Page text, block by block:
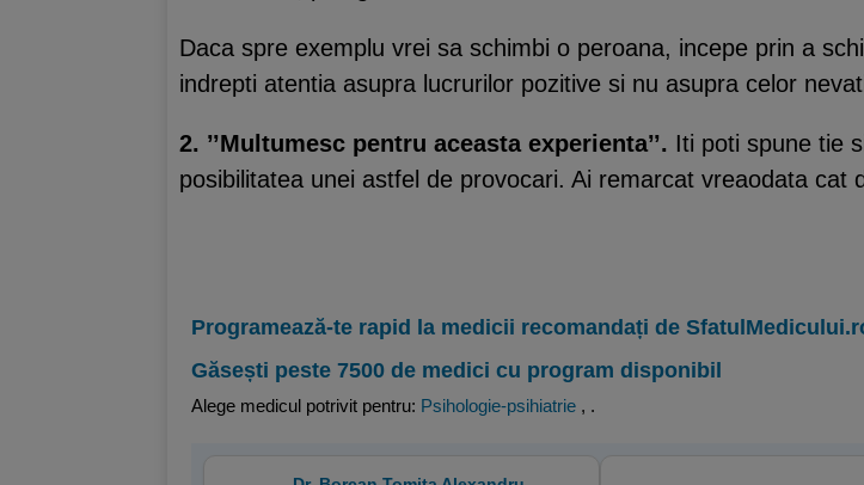
Daca spre exemplu vrei sa schimbi o peroana, incepe prin a
indrepti atentia asupra lucrurilor pozitive si nu asupra celor
2. ’’Multumesc pentru aceasta experienta’’. Iti poti spune tie
posibilitatea unei astfel de provocari. Ai remarcat vreaodata cat
Programează-te rapid la medicii recomandați de
Găsești peste 7500 de medici cu program disponibil
Alege medicul potrivit pentru: Psihologie-psihiatrie , .